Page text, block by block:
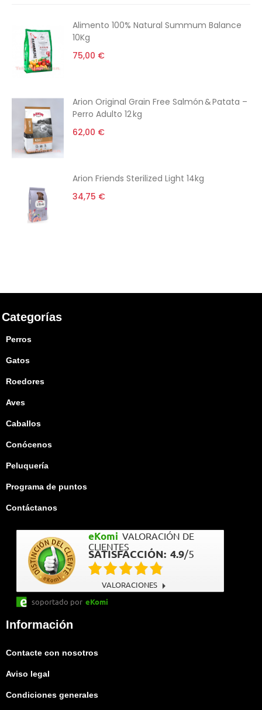
Alimento 100% Natural Summum Balance
10Kg
75,00 €
Arion Original Grain Free Salmón & Patata –
Perro Adulto 12 kg
62,00 €
Arion Friends Sterilized Light 14kg
34,75 €
Categorías
Perros
Gatos
Roedores
Aves
Caballos
Conócenos
Peluquería
Programa de puntos
Contáctanos
eKomi VALORACIÓN DE
CLIENTES
SATISFACCIÓN: 4.9/5
VALORACIONES
soportado por eKomi
Información
Contacte con nosotros
Aviso legal
Condiciones generales